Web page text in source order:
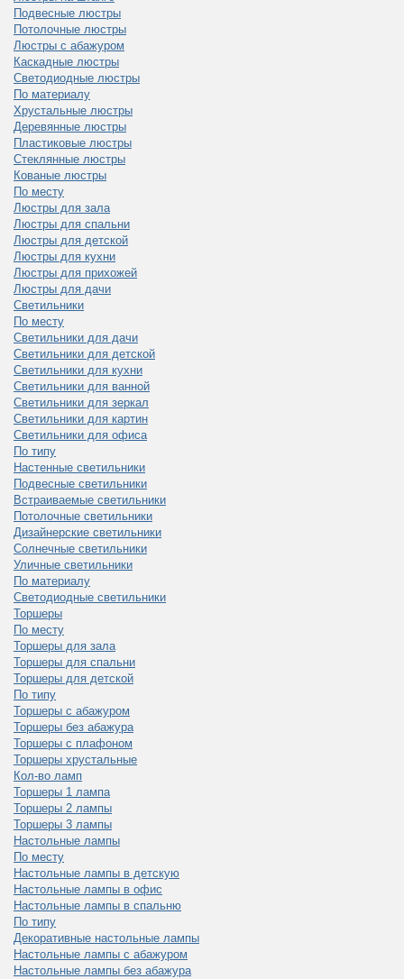
Подвесные люстры
Потолочные люстры
Люстры с абажуром
Каскадные люстры
Светодиодные люстры
По материалу
Хрустальные люстры
Деревянные люстры
Пластиковые люстры
Стеклянные люстры
Кованые люстры
По месту
Люстры для зала
Люстры для спальни
Люстры для детской
Люстры для кухни
Люстры для прихожей
Люстры для дачи
Светильники
По месту
Светильники для дачи
Светильники для детской
Светильники для кухни
Светильники для ванной
Светильники для зеркал
Светильники для картин
Светильники для офиса
По типу
Настенные светильники
Подвесные светильники
Встраиваемые светильники
Потолочные светильники
Дизайнерские светильники
Солнечные светильники
Уличные светильники
По материалу
Светодиодные светильники
Торшеры
По месту
Торшеры для зала
Торшеры для спальни
Торшеры для детской
По типу
Торшеры с абажуром
Торшеры без абажура
Торшеры с плафоном
Торшеры хрустальные
Кол-во ламп
Торшеры 1 лампа
Торшеры 2 лампы
Торшеры 3 лампы
Настольные лампы
По месту
Настольные лампы в детскую
Настольные лампы в офис
Настольные лампы в спальню
По типу
Декоративные настольные лампы
Настольные лампы с абажуром
Настольные лампы без абажура